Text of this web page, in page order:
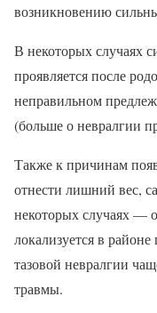
возникновению
В некоторых случаях
проявляется после
неправильном
(больше о невралгии
Также к причинам
отнести лишний вес,
некоторых случаях —
локализуется в
тазовой невралгии
травмы.